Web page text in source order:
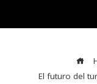
El futuro del